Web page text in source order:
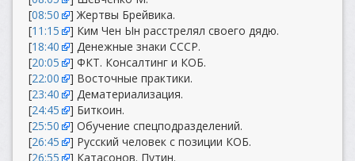
[08:50
] Жертвы Брейвика.
[11:15
] Ким Чен Ын расстрелял своего дядю.
[18:40
] Денежные знаки СССР.
[20:05
] ФКТ. Консалтинг и КОБ.
[22:00
] Восточные практики.
[23:40
] Дематериализация.
[24:45
] Биткоин.
[25:50
] Обучение спецподразделений.
[26:45
] Русский человек с позиции КОБ.
[26:55
] Катасонов. Путин.